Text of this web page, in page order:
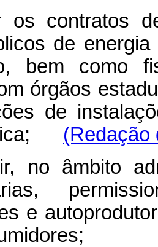
os contratos
de
bem como
órgãos
de
(Redação
no âmbito
e